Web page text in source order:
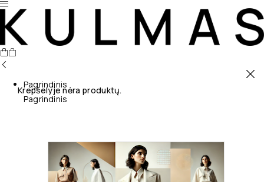
Krepšelyje nėra produktų.
Pagrindinis
Pagrindinis